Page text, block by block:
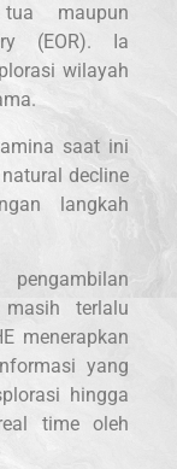
maupun
(EOR). Ia
wilayah
saat ini
decline
langkah
terlalu
menerapkan
yang
hingga
time oleh